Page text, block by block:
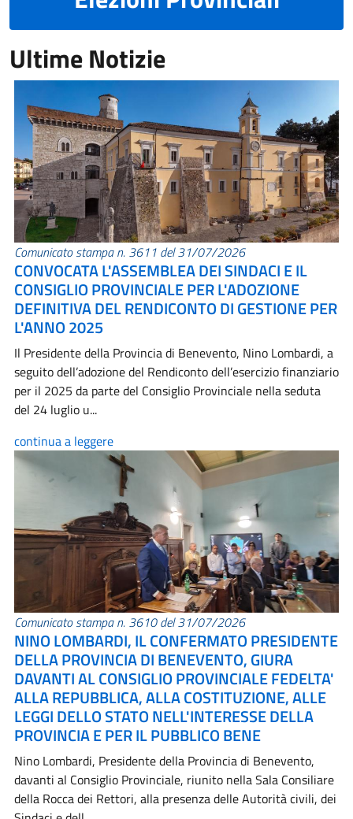
Ultime Notizie
Comunicato stampa n. 3611 del 31/07/2026
CONVOCATA L'ASSEMBLEA DEI SINDACI E IL
CONSIGLIO PROVINCIALE PER L'ADOZIONE
DEFINITIVA DEL RENDICONTO DI GESTIONE PER
L'ANNO 2025
Il Presidente della Provincia di Benevento, Nino Lombardi, a
seguito dell’adozione del Rendiconto dell’esercizio finanziario
per il 2025 da parte del Consiglio Provinciale nella seduta
del 24 luglio u...
continua a leggere
Comunicato stampa n. 3610 del 31/07/2026
NINO LOMBARDI, IL CONFERMATO PRESIDENTE
DELLA PROVINCIA DI BENEVENTO, GIURA
DAVANTI AL CONSIGLIO PROVINCIALE FEDELTA'
ALLA REPUBBLICA, ALLA COSTITUZIONE, ALLE
LEGGI DELLO STATO NELL'INTERESSE DELLA
PROVINCIA E PER IL PUBBLICO BENE
Nino Lombardi, Presidente della Provincia di Benevento,
davanti al Consiglio Provinciale, riunito nella Sala Consiliare
della Rocca dei Rettori, alla presenza delle Autorità civili, dei